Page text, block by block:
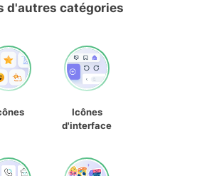
d'autres catégories
Icônes
d'interface